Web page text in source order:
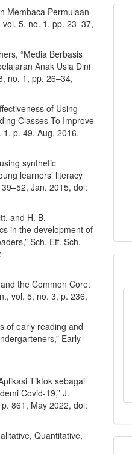
Membaca Permulaan
vol. 5, no. 1, pp. 23–37,
“Media Berbasis
Anak Usia Dini
no. 1, pp. 26–34,
of Using
Classes To Improve
1, p. 49, Aug. 2016,
synthetic
learners’ literacy
Jan. 2015, doi:
and H. B.
in the development of
Sch. Eff. Sch.
the Common Core:
vol. 5, no. 3, p. 236,
of early reading and
Early
Tiktok sebagai
Covid-19,” J.
861, May 2022, doi:
Quantitative,